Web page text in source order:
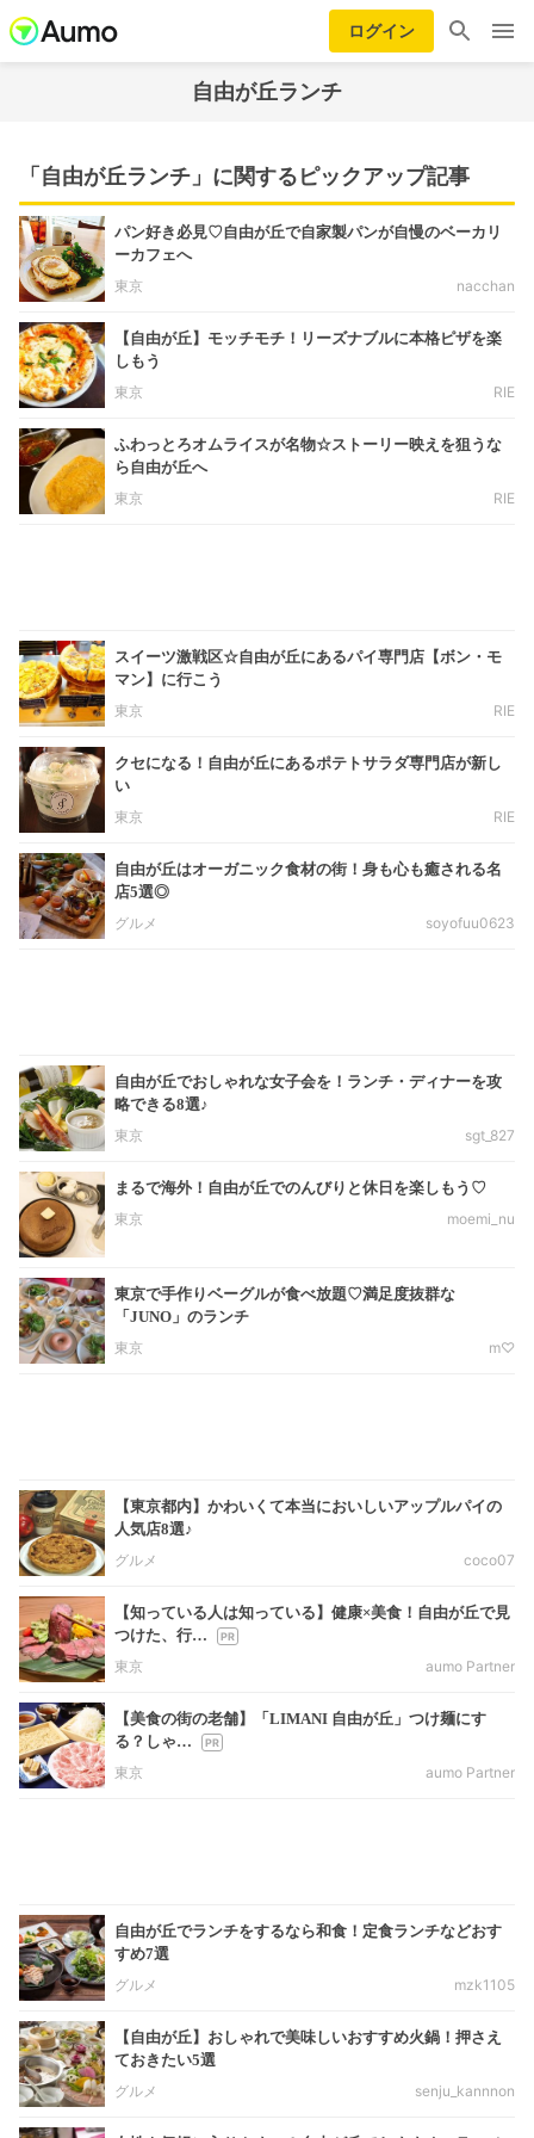
ログイン
自由が丘ランチ
「自由が丘ランチ」に関するピックアップ記事
パン好き必見♡自由が丘で自家製パンが自慢のベーカリ
ーカフェへ
東京
nacchan
【自由が丘】モッチモチ！リーズナブルに本格ピザを楽
しもう
東京
RIE
ふわっとろオムライスが名物☆ストーリー映えを狙うな
ら自由が丘へ
東京
RIE
スイーツ激戦区☆自由が丘にあるパイ専門店【ボン・モ
マン】に行こう
東京
RIE
クセになる！自由が丘にあるポテトサラダ専門店が新し
い
東京
RIE
自由が丘はオーガニック食材の街！身も心も癒される名
店5選◎
グルメ
soyofuu0623
自由が丘でおしゃれな女子会を！ランチ・ディナーを攻
略できる8選♪
東京
sgt_827
まるで海外！自由が丘でのんびりと休日を楽しもう♡
東京
moemi_nu
東京で手作りベーグルが食べ放題♡満足度抜群な
「JUNO」のランチ
東京
m♡
【東京都内】かわいくて本当においしいアップルパイの
人気店8選♪
グルメ
coco07
【知っている人は知っている】健康×美食！自由が丘で見
つけた、行…
東京
aumo Partner
【美食の街の老舗】「LIMANI 自由が丘」つけ麺にす
る？しゃ…
東京
aumo Partner
自由が丘でランチをするなら和食！定食ランチなどおす
すめ7選
グルメ
mzk1105
【自由が丘】おしゃれで美味しいおすすめ火鍋！押さえ
ておきたい5選
グルメ
senju_kannnon